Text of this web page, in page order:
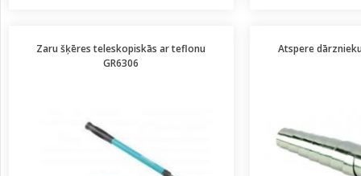
Zaru šķēres teleskopiskās ar teflonu
GR6306
Atspere